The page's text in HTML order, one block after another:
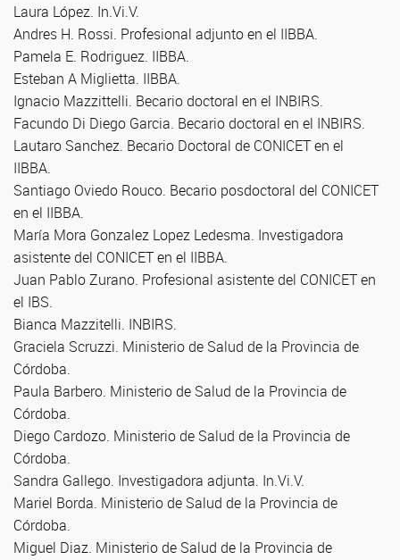
Laura López. In.Vi.V.
Andres H. Rossi. Profesional adjunto en el IIBBA.
Pamela E. Rodriguez. IIBBA.
Esteban A Miglietta. IIBBA.
Ignacio Mazzittelli. Becario doctoral en el INBIRS.
Facundo Di Diego Garcia. Becario doctoral en el INBIRS.
Lautaro Sanchez. Becario Doctoral de CONICET en el
IIBBA.
Santiago Oviedo Rouco. Becario posdoctoral del CONICET
en el IIBBA.
María Mora Gonzalez Lopez Ledesma. Investigadora
asistente del CONICET en el IIBBA.
Juan Pablo Zurano. Profesional asistente del CONICET en
el IBS.
Bianca Mazzitelli. INBIRS.
Graciela Scruzzi. Ministerio de Salud de la Provincia de
Córdoba.
Paula Barbero. Ministerio de Salud de la Provincia de
Córdoba.
Diego Cardozo. Ministerio de Salud de la Provincia de
Córdoba.
Sandra Gallego. Investigadora adjunta. In.Vi.V.
Mariel Borda. Ministerio de Salud de la Provincia de
Córdoba.
Miguel Diaz. Ministerio de Salud de la Provincia de